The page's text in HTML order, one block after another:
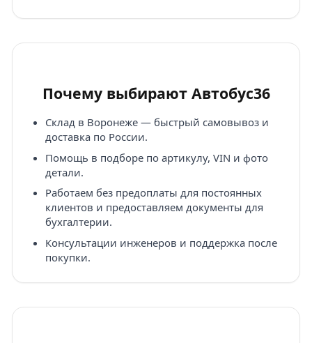
Почему выбирают Автобус36
Склад в Воронеже — быстрый самовывоз и
доставка по России.
Помощь в подборе по артикулу, VIN и фото
детали.
Работаем без предоплаты для постоянных
клиентов и предоставляем документы для
бухгалтерии.
Консультации инженеров и поддержка после
покупки.